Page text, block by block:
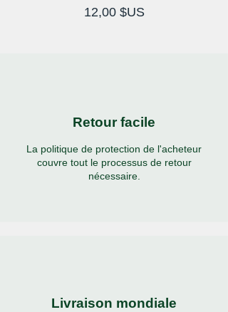
Prix
12,00 $US
Retour facile
La politique de protection de l'acheteur
couvre tout le processus de retour
nécessaire.
Livraison mondiale